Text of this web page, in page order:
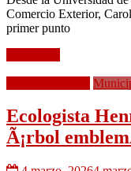
Comercio Exterior,
primer punto
Ecologista
Ã¡rbol